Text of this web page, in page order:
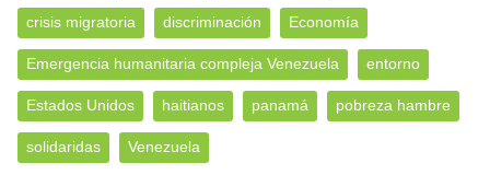
crisis migratoria discriminación Economía
Emergencia humanitaria compleja Venezuela entorno
Estados Unidos haitianos panamá pobreza hambre
solidaridas Venezuela